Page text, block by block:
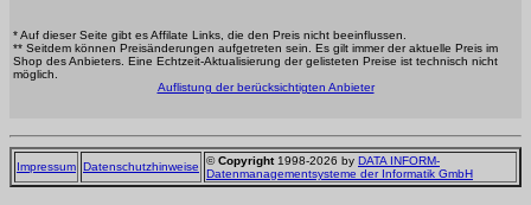
* Auf dieser Seite gibt es Affilate Links, die den Preis nicht beeinflussen.
** Seitdem können Preisänderungen aufgetreten sein. Es gilt immer der aktuelle Preis im
Shop des Anbieters. Eine Echtzeit-Aktualisierung der gelisteten Preise ist technisch nicht
möglich.
Auflistung der berücksichtigten Anbieter
Impressum Datenschutzhinweise ©Copyright1998-2026 by DATA INFORM-
Datenmanagementsysteme der Informatik GmbH